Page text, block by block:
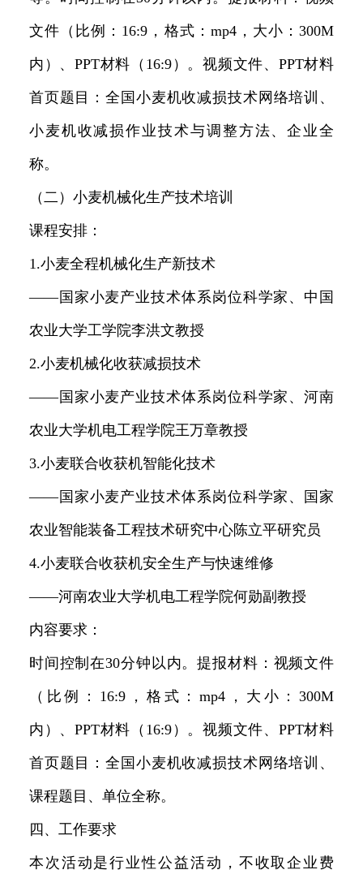
文件（比例：16:9，格式：mp4，大小：300M
内）、PPT材料（16:9）。视频文件、PPT材料
首页题目：全国小麦机收减损技术网络培训、
小麦机收减损作业技术与调整方法、企业全
称。
（二）小麦机械化生产技术培训
课程安排：
1.小麦全程机械化生产新技术
——国家小麦产业技术体系岗位科学家、中国
农业大学工学院李洪文教授
2.小麦机械化收获减损技术
——国家小麦产业技术体系岗位科学家、河南
农业大学机电工程学院王万章教授
3.小麦联合收获机智能化技术
——国家小麦产业技术体系岗位科学家、国家
农业智能装备工程技术研究中心陈立平研究员
4.小麦联合收获机安全生产与快速维修
——河南农业大学机电工程学院何勋副教授
内容要求：
时间控制在30分钟以内。提报材料：视频文件
（比例：16:9，格式：mp4，大小：300M
内）、PPT材料（16:9）。视频文件、PPT材料
首页题目：全国小麦机收减损技术网络培训、
课程题目、单位全称。
四、工作要求
本次活动是行业性公益活动，不收取企业费